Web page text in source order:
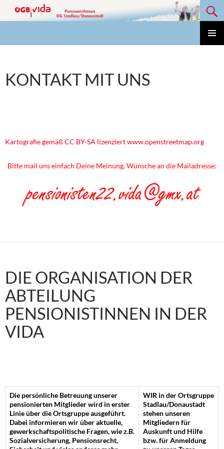
Inhalt
KONTAKT MIT UNS
Kartografie gemäß CC BY-SA lizenziert www.openstreetmap.org
Bitte mail uns einfach Deine Meinung, Wünsche an die Mailadresse:
DIE ORGANISATION DER
ABTEILUNG
PENSIONISTINNEN IN DER
VIDA
Die persönliche Betreuung unserer
pensionierten Mitglieder wird in erster
Linie über die Ortsgruppe ausgeführt.
Dabei informieren wir über aktuelle,
gewerkschaftspolitische Fragen, wie z.B.
Sozialversicherung, Pensionsrecht,
WIR in der Ortsgruppe
Stadlau/Donaustadt
stehen unseren
Mitgliedern für
Auskunft und Hilfe
bzw. für Anmeldung